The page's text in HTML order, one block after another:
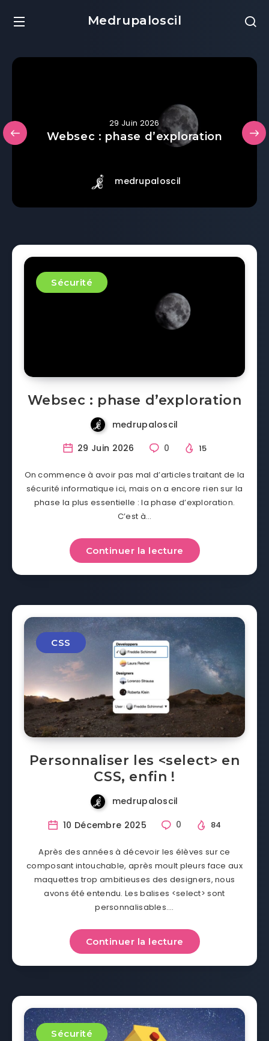
Medrupaloscil
29 Juin 2026
Websec : phase d’exploration
medrupaloscil
Sécurité
Websec : phase d’exploration
medrupaloscil
29 Juin 2026
0 15
On commence à avoir pas mal d’articles traitant de la
sécurité informatique ici, mais on a encore rien sur la
phase la plus essentielle : la phase d’exploration.
C’est à…
Continuer la lecture
CSS
Personnaliser les <select> en
CSS, enfin !
medrupaloscil
10 Décembre 2025
0 84
Après des années à décevoir les élèves sur ce
composant intouchable, après moult pleurs face aux
maquettes trop ambitieuses des designers, nous
avons été entendu. Les balises <select> sont
personnalisables….
Continuer la lecture
Sécurité